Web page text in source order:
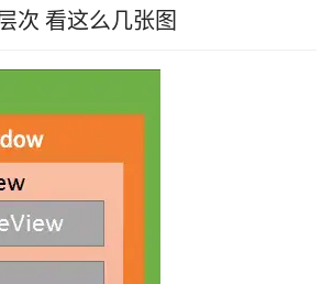
次 看这么几张图